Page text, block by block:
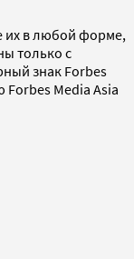
их в любой форме,
только с
знак Forbes
Forbes Media Asia